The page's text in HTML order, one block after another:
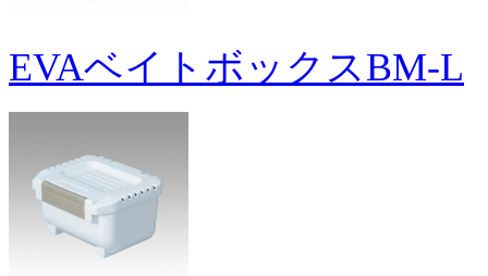
EVAベイトボックスBM-L